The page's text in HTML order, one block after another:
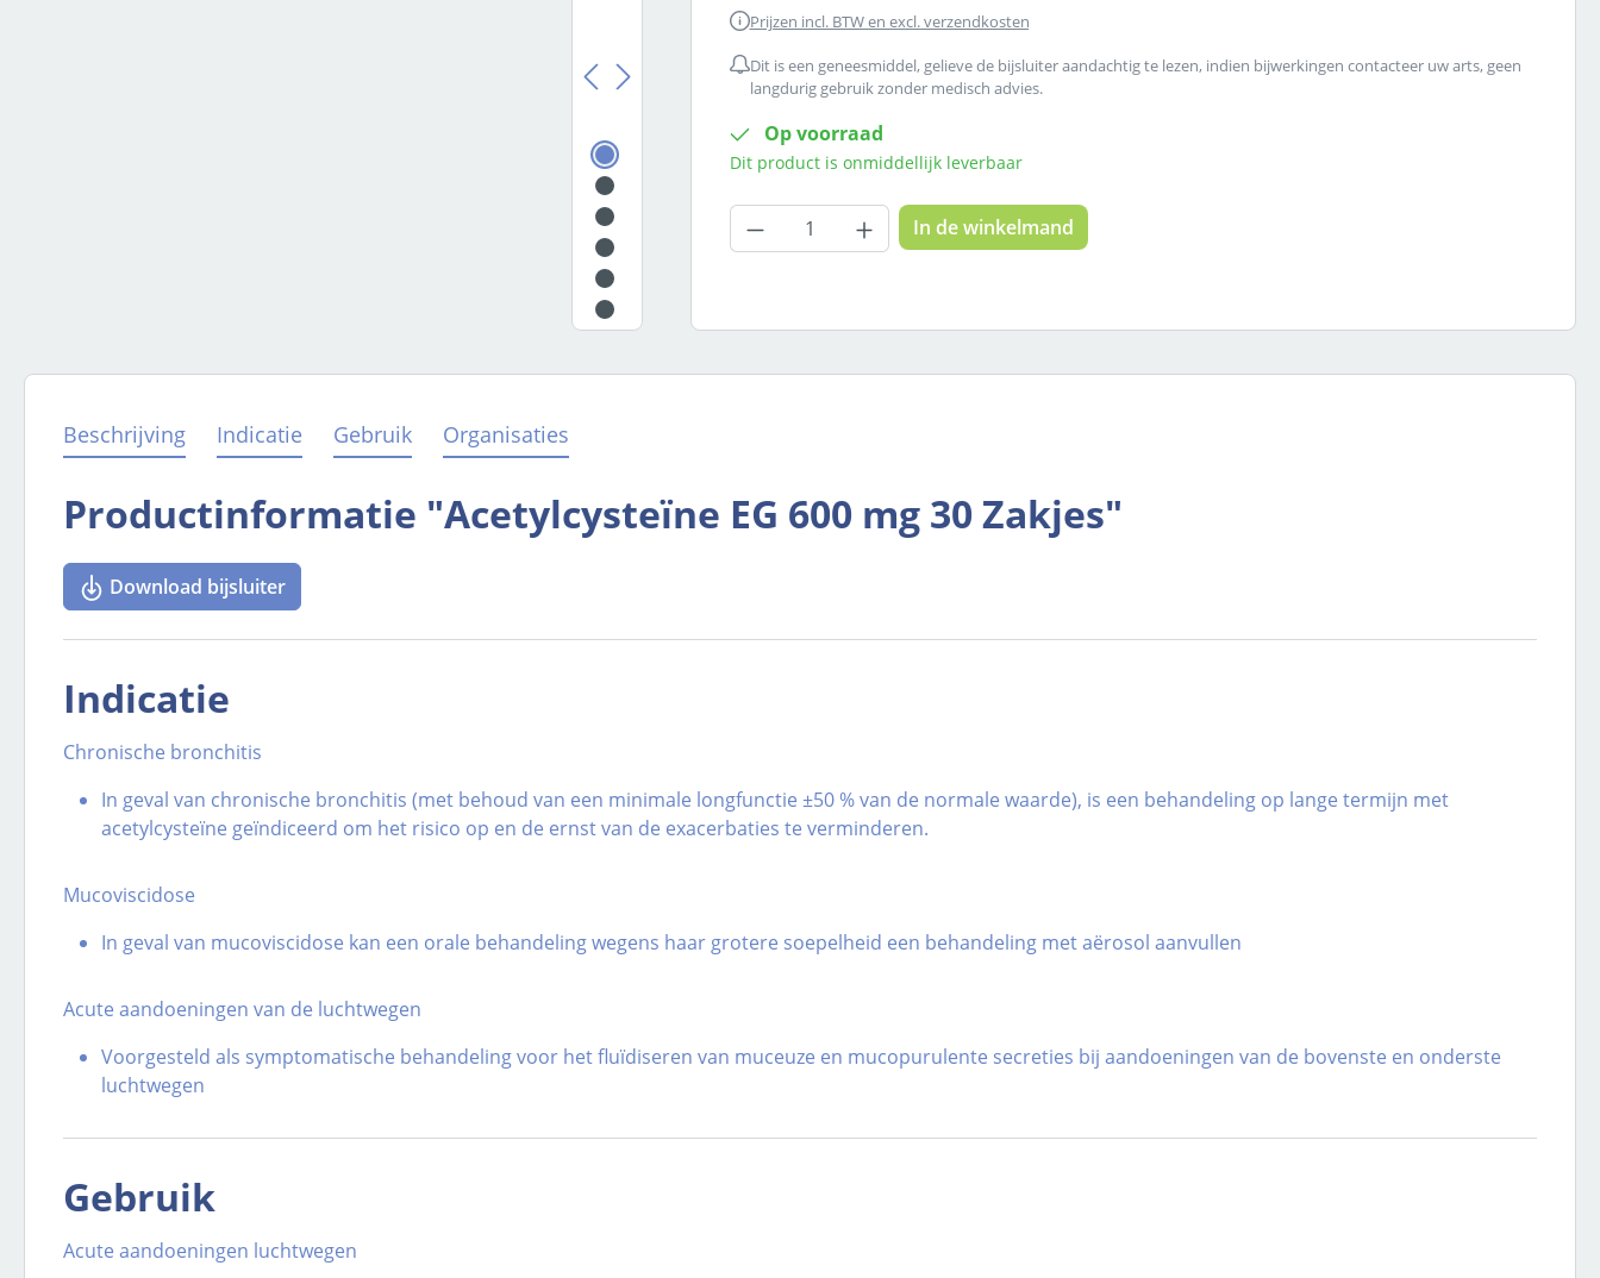
Prijzen incl. BTW en excl. verzendkosten
Dit is een geneesmiddel, gelieve de bijsluiter aandachtig te lezen, indien bijwerkingen contacteer uw arts, geen
langdurig gebruik zonder medisch advies.
Op voorraad
Dit product is onmiddellijk leverbaar
Producthoeveelheid: Voer de gewenste hoeveelheid in of
In de winkelmand
Beschrijving Indicatie Gebruik Organisaties
Productinformatie "Acetylcysteïne EG 600 mg 30 Zakjes"
Download bijsluiter
Indicatie
Chronische bronchitis
In geval van chronische bronchitis (met behoud van een minimale longfunctie ±50 % van de normale waarde), is een behandeling op lange termijn met
acetylcysteïne geïndiceerd om het risico op en de ernst van de exacerbaties te verminderen.
Mucoviscidose
In geval van mucoviscidose kan een orale behandeling wegens haar grotere soepelheid een behandeling met aërosol aanvullen
Acute aandoeningen van de luchtwegen
Voorgesteld als symptomatische behandeling voor het fluïdiseren van muceuze en mucopurulente secreties bij aandoeningen van de bovenste en onderste
luchtwegen
Gebruik
Acute aandoeningen luchtwegen